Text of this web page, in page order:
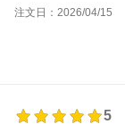
注文日：2026/04/15
5